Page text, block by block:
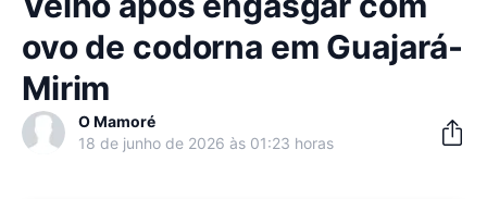
ovo de codorna em Guajará-
Mirim
O Mamoré
18 de junho de 2026 às 01:23 horas